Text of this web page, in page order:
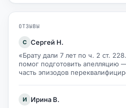
ОТЗЫВЫ
С Сергей Н.
«Брату дали 7 лет по ч. 2 ст.
помог подготовить апелляцию
часть эпизодов
И
Ирина В.